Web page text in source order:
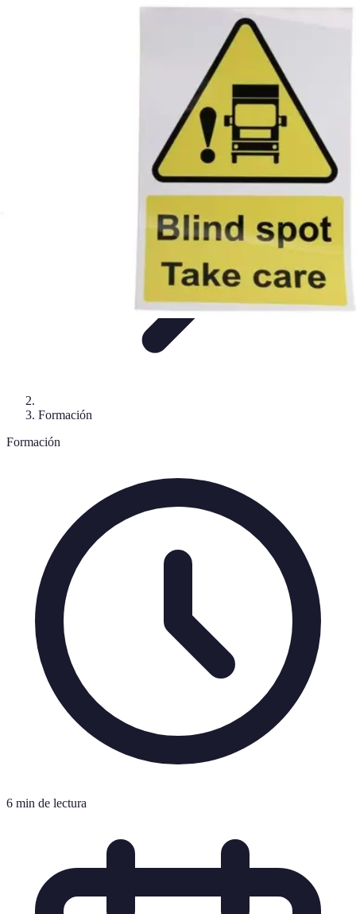
HistoriaRendimiento de
Formación
Formación
6 min de lectura